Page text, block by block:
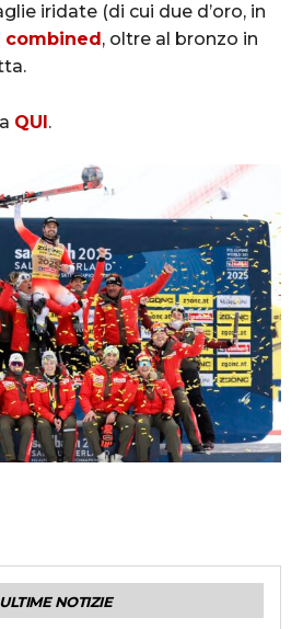
iridate (di cui due d’oro, in
combined, oltre al bronzo in
QUI.
ULTIME NOTIZIE